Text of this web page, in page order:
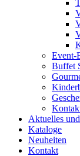
Event-
Buffet
Aktuelles
Kataloge
Neuheiten
Kontakt